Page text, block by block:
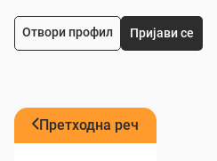
Отвори профил Пријави се
Претходна реч